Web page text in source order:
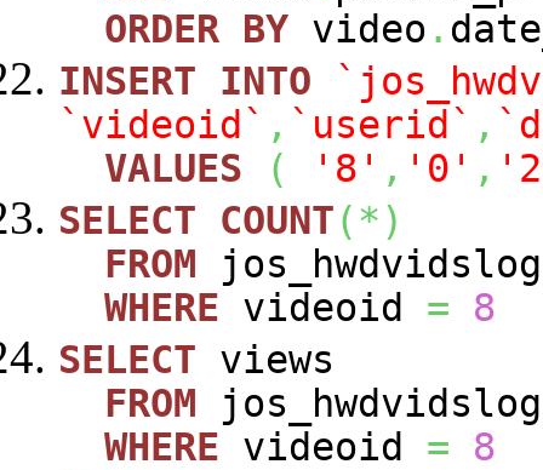
ORDER BY video .
INSERT
INTO
`videoid` , `userid` ,
VALUES
( '8' , '0' ,
SELECT
COUNT(*)
FROM
WHERE videoid =
8
SELECT views
FROM
WHERE videoid =
8